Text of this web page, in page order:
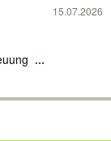
15.07.2026
...